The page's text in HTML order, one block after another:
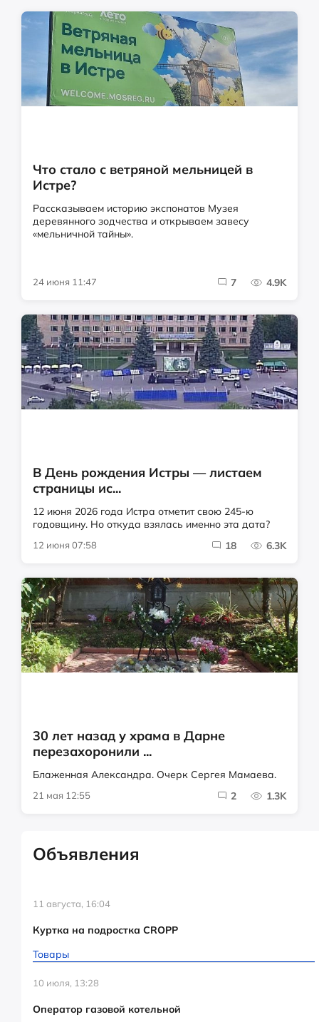
Что стало с ветряной мельницей в
Истре?
Рассказываем историю экспонатов Музея
деревянного зодчества и открываем завесу
«мельничной тайны».
24 июня 11:47 7 4.9K
В День рождения Истры — листаем
страницы ис...
12 июня 2026 года Истра отметит свою 245-ю
годовщину. Но откуда взялась именно эта дата?
12 июня 07:58 18 6.3K
30 лет назад у храма в Дарне
перезахоронили ...
Блаженная Александра. Очерк Сергея Мамаева.
21 мая 12:55 2 1.3K
Объявления
11 августа, 16:04
Куртка на подростка CROPP
Товары
10 июля, 13:28
Оператор газовой котельной